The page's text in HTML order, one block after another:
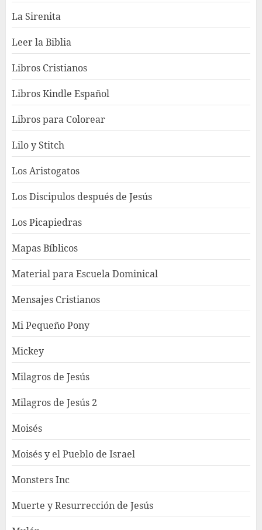
La Sirenita
Leer la Biblia
Libros Cristianos
Libros Kindle Español
Libros para Colorear
Lilo y Stitch
Los Aristogatos
Los Discipulos después de Jesús
Los Picapiedras
Mapas Bíblicos
Material para Escuela Dominical
Mensajes Cristianos
Mi Pequeño Pony
Mickey
Milagros de Jesús
Milagros de Jesús 2
Moisés
Moisés y el Pueblo de Israel
Monsters Inc
Muerte y Resurrección de Jesús